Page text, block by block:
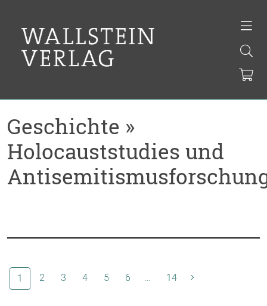
Geschichte »
Holocauststudies und
1 (aktuelle Seite)
2 3 4 5 6 … 14